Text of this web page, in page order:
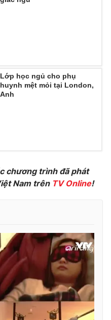
video
Thể thao
mình bằng AI
Lớp học ngủ cho phụ
huynh mệt mỏi tại London,
Anh
chương trình đã phát
Nam trên TV Online!